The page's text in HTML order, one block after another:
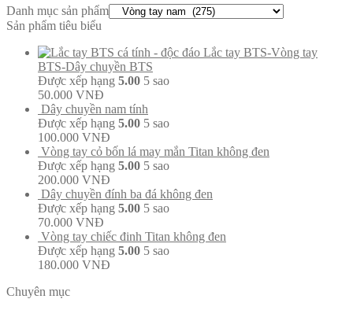
Danh mục sản phẩm
Sản phẩm tiêu biểu
Lắc tay BTS-Vòng tay
BTS-Dây chuyền BTS
Được xếp hạng 5.00 5 sao
50.000 VNĐ
Dây chuyền nam tính
Được xếp hạng 5.00 5 sao
100.000 VNĐ
Vòng tay cỏ bốn lá may mắn Titan không đen
Được xếp hạng 5.00 5 sao
200.000 VNĐ
Dây chuyền đính ba đá không đen
Được xếp hạng 5.00 5 sao
70.000 VNĐ
Vòng tay chiếc đinh Titan không đen
Được xếp hạng 5.00 5 sao
180.000 VNĐ
Chuyên mục